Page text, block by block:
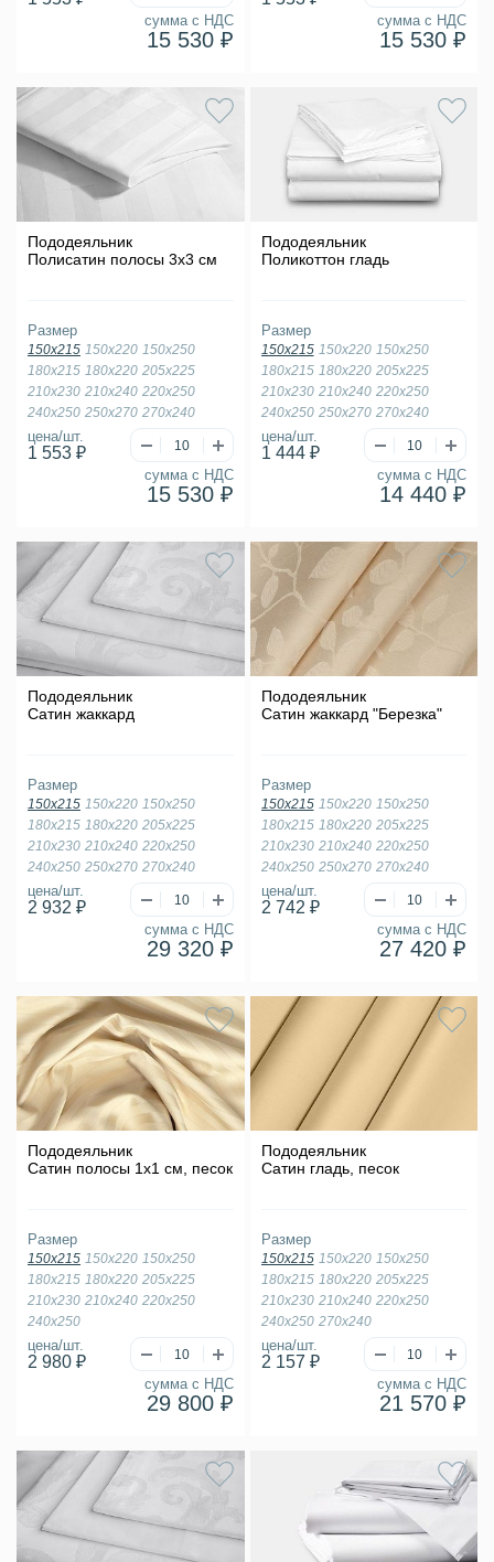
сумма с НДС
15 530 ₽
сумма с НДС
15 530 ₽
Пододеяльник
Полисатин полосы 3х3 см
цена/шт.
1 553 ₽
сумма с НДС
15 530 ₽
Размер
150х215 150х220 150х250
180х215 180х220 205х225
210х230 210х240 220х250
240х250 250х270 270х240
Пододеяльник
Поликоттон гладь
цена/шт.
1 444 ₽
сумма с НДС
14 440 ₽
Размер
150х215 150х220 150х250
180х215 180х220 205х225
210х230 210х240 220х250
240х250 250х270 270х240
Пододеяльник
Сатин жаккард
цена/шт.
2 932 ₽
сумма с НДС
29 320 ₽
Размер
150х215 150х220 150х250
180х215 180х220 205х225
210х230 210х240 220х250
240х250 250х270 270х240
Пододеяльник
Сатин жаккард "Березка"
цена/шт.
2 742 ₽
сумма с НДС
27 420 ₽
Размер
150х215 150х220 150х250
180х215 180х220 205х225
210х230 210х240 220х250
240х250 250х270 270х240
Пододеяльник
Сатин полосы 1х1 см, песок
цена/шт.
2 980 ₽
сумма с НДС
29 800 ₽
Размер
150х215 150х220 150х250
180х215 180х220 205х225
210х230 210х240 220х250
240х250
Пододеяльник
Сатин гладь, песок
цена/шт.
2 157 ₽
сумма с НДС
21 570 ₽
Размер
150х215 150х220 150х250
180х215 180х220 205х225
210х230 210х240 220х250
240х250 270х240